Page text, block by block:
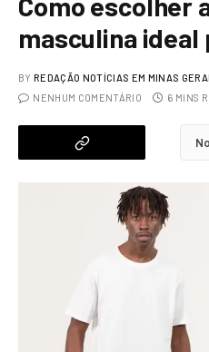
masculina ideal
BY REDAÇÃO NOTÍCIAS EM MINAS
NENHUM COMENTÁRIO
6 MINS